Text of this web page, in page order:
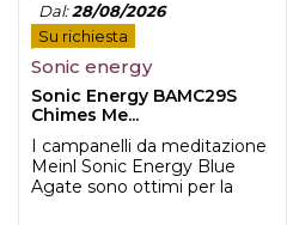
Dal:28/08/2026
Su richiesta
Sonic energy
Sonic Energy BAMC29S
Chimes Me...
I campanelli da meditazione
Meinl Sonic Energy Blue
Agate sono ottimi per la